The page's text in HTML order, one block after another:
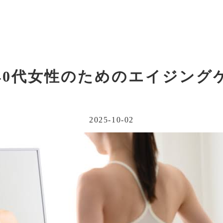
代女性のためのエイジング
2025-10-02